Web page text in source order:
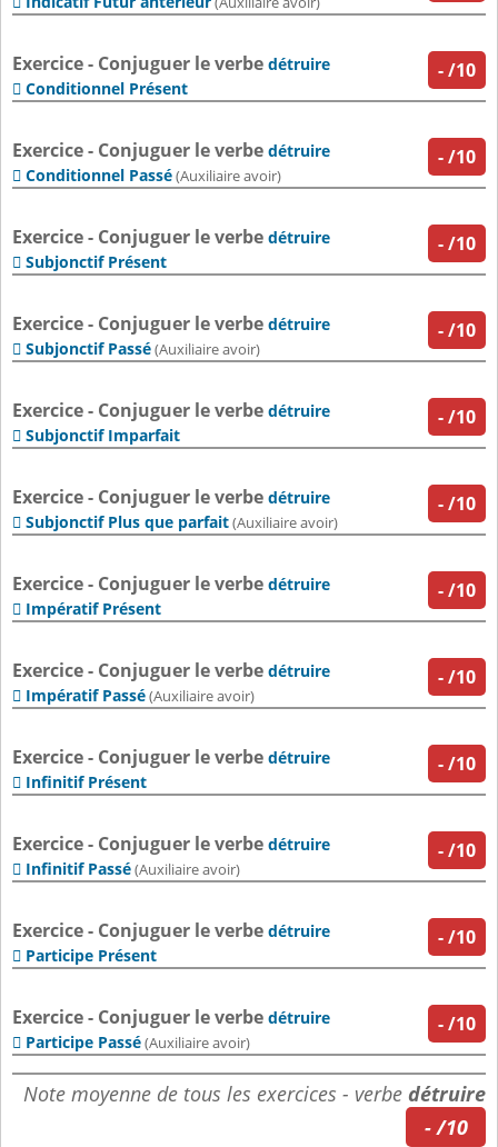
-/10
Exercice - Conjuguer le verbe détruire
 Conditionnel Présent
-/10
Exercice - Conjuguer le verbe détruire
 Conditionnel Passé(Auxiliaire avoir)
-/10
Exercice - Conjuguer le verbe détruire
 Subjonctif Présent
-/10
Exercice - Conjuguer le verbe détruire
 Subjonctif Passé(Auxiliaire avoir)
-/10
Exercice - Conjuguer le verbe détruire
 Subjonctif Imparfait
-/10
Exercice - Conjuguer le verbe détruire
 Subjonctif Plus que parfait(Auxiliaire avoir)
-/10
Exercice - Conjuguer le verbe détruire
 Impératif Présent
-/10
Exercice - Conjuguer le verbe détruire
 Impératif Passé(Auxiliaire avoir)
-/10
Exercice - Conjuguer le verbe détruire
 Infinitif Présent
-/10
Exercice - Conjuguer le verbe détruire
 Infinitif Passé(Auxiliaire avoir)
-/10
Exercice - Conjuguer le verbe détruire
 Participe Présent
-/10
Exercice - Conjuguer le verbe détruire
 Participe Passé(Auxiliaire avoir)
Note moyenne de tous les exercices - verbe détruire
- /10